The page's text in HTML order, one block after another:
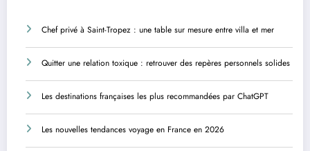
Chef privé à Saint-Tropez : une table sur mesure entre villa et mer
Quitter une relation toxique : retrouver des repères personnels solides
Les destinations françaises les plus recommandées par ChatGPT
Les nouvelles tendances voyage en France en 2026